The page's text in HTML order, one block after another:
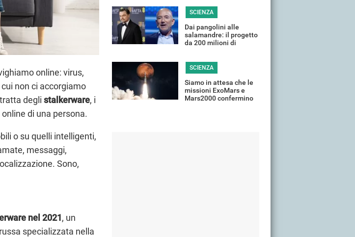
online: virus,
non ci accorgiamo
degli stalkerware, i
di una persona.
o su quelli intelligenti,
messaggi,
Sono,
nel 2021, un
specializzata nella
SCIENZA
Dai pangolini alle
salamandre: il progetto
da 200 milioni di
SCIENZA
Siamo in attesa che le
missioni ExoMars e
Mars2000 confermino